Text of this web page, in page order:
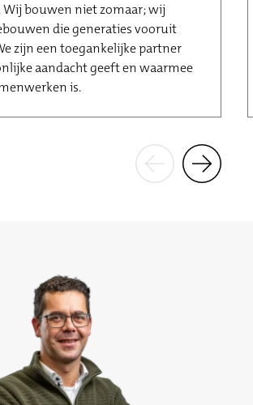
bouwen niet zomaar; wij
die generaties vooruit
zijn een toegankelijke partner
aandacht geeft en waarmee
is.